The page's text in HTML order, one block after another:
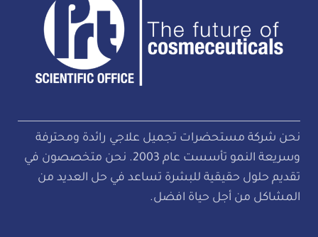
نحن شركة مستحضرات تجميل علاجي رائدة ومحترفة
وسريعة النمو تأسست عام 2003. نحن متخصصون في
تقديم حلول حقيقية للبشرة تساعد في حل العديد من
المشاكل من أجل حياة افضل.